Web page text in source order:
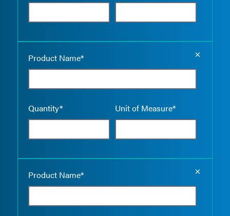
Product Name*
Quantity* Unit of Measure*
Product Name*